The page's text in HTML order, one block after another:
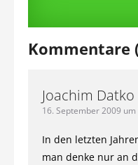
Kommentare
Joachim Datko
16. September 2009 um
In den letzten
man denke nur an